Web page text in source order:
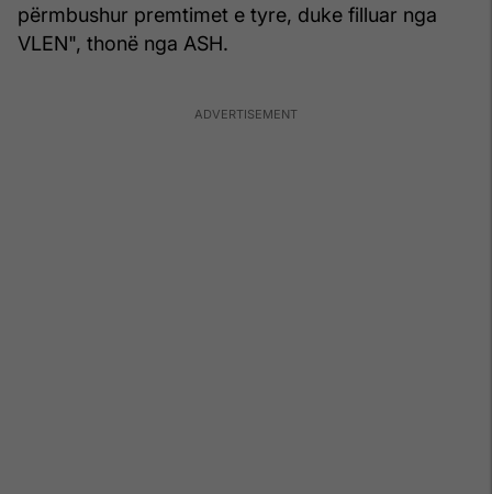
përmbushur premtimet e tyre, duke filluar nga
VLEN", thonë nga ASH.